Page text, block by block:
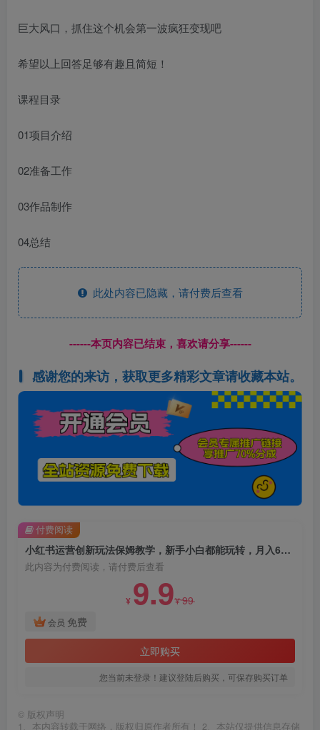
巨大风口，抓住这个机会第一波疯狂变现吧
希望以上回答足够有趣且简短！
课程目录
01项目介绍
02准备工作
03作品制作
04总结
此处内容已隐藏，请付费后查看
------本页内容已结束，喜欢请分享------
感谢您的来访，获取更多精彩文章请收藏本站。
小红书运营创新玩法保姆教学，新手小白都能玩转，月入6000+【揭秘】
此内容为付费阅读，请付费后查看
¥ 9.9¥99
会员 免费
立即购买
您当前未登录！建议登陆后购买，可保存购买订单
付费阅读
© 版权声明
1、本内容转载于网络，版权归原作者所有！ 2、本站仅提供信息存储